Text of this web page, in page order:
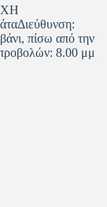
πίσω από την
8.00 μμ